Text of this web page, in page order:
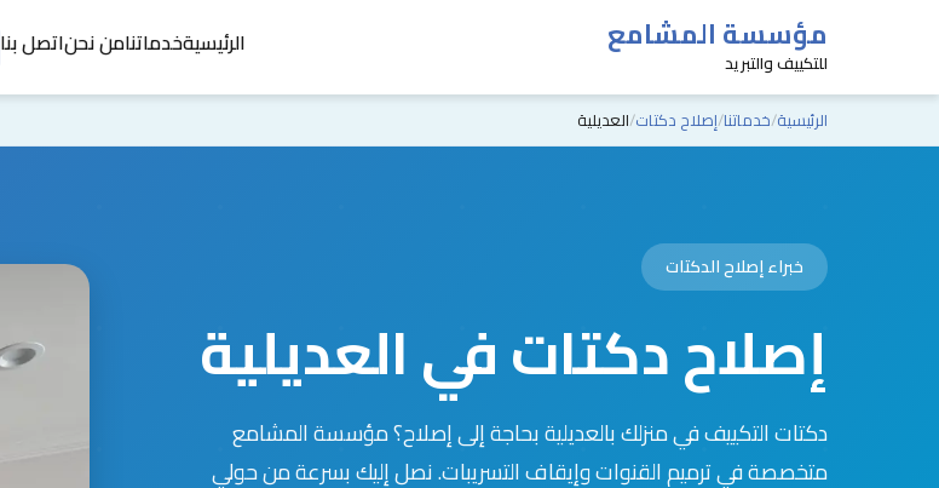
مؤسسة المشامع
للتكييف والتبريد
الرئيسيةخدماتنامن نحناتصل بنا
الرئيسية خدماتنا إصلاح دكتات العديلية
خبراء إصلاح الدكتات
إصلاح دكتات في العديلية
دكتات التكييف في منزلك بالعديلية بحاجة إلى إصلاح؟ مؤسسة المشامع
متخصصة في ترميم القنوات وإيقاف التسريبات. نصل إليك بسرعة من حولي